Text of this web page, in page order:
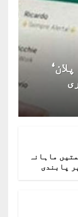
ماہانہ
پابندی